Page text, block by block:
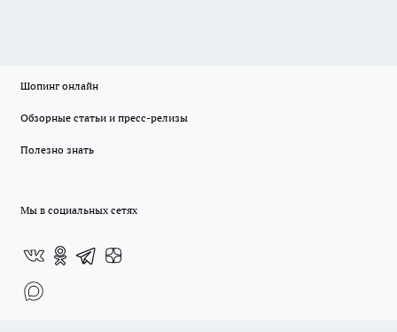
Шопинг онлайн
Обзорные статьи и пресс-релизы
Полезно знать
Мы в социальных сетях